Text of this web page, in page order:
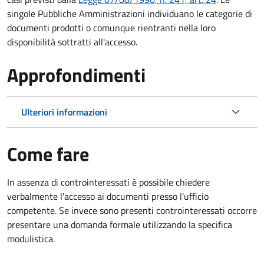
singole Pubbliche Amministrazioni individuano le categorie di
documenti prodotti o comunque rientranti nella loro
disponibilità sottratti all'accesso.
Approfondimenti
Ulteriori informazioni
Come fare
In assenza di controinteressati è possibile chiedere
verbalmente l'accesso ai documenti presso l'ufficio
competente. Se invece sono presenti controinteressati occorre
presentare una domanda formale utilizzando la specifica
modulistica.